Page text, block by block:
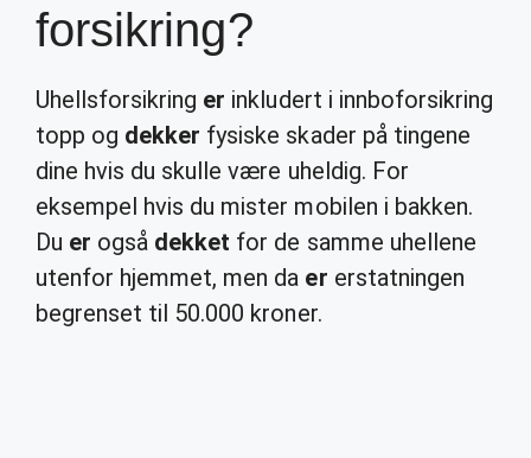
forsikring?
Uhellsforsikring er inkludert i innboforsikring
topp og dekker fysiske skader på tingene
dine hvis du skulle være uheldig. For
eksempel hvis du mister mobilen i bakken.
Du er også dekket for de samme uhellene
utenfor hjemmet, men da er erstatningen
begrenset til 50.000 kroner.